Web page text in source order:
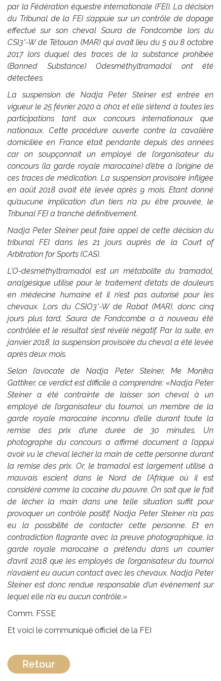
par la Fédération équestre internationale (FEI). La décision
du Tribunal de la FEI s’appuie sur un contrôle de dopage
effectué sur son cheval Saura de Fondcombe lors du
CSI3*-W de Tétouan (MAR) qui avait lieu du 5 au 8 octobre
2017 lors duquel des traces de la substance prohibée
(Banned Substance) O­desméthyltramadol ont été
détectées.
La suspension de Nadja Peter Steiner est entrée en
vigueur le 25 février 2020 à 0h01 et elle s’étend à toutes les
participations tant aux concours internationaux que
nationaux. Cette procédure ouverte contre la cavalière
domiciliée en France était pendante depuis des années
car on soupçonnait un employé de l’organisateur du
concours (la garde royale marocaine) d’être à l’origine de
ces traces de médication. La suspension provisoire infligée
en août 2018 avait été levée après 9 mois. Etant donné
qu’aucune implication d’un tiers n’a pu être prouvée, le
Tribunal FEI a tranché définitivement.
Nadja Peter Steiner peut faire appel de cette décision du
tribunal FEI dans les 21 jours auprès de la Court of
Arbitration for Sports (CAS).
L’O-desméthyltramadol est un métabolite du tramadol,
analgésique utilisé pour le traitement d’états de douleurs
en médecine humaine et il n’est pas autorisé pour les
chevaux. Lors du CSIO3*-W de Rabat (MAR), donc cinq
jours plus tard, Saura de Fondcombe a à nouveau été
contrôlée et le résultat s’est révélé négatif. Par la suite, en
janvier 2018, la suspension provisoire du cheval a été levée
après deux mois.
Selon l’avocate de Nadja Peter Steiner, Me Monika
Gattiker, ce verdict est difficile à comprendre: «Nadja Peter
Steiner a été contrainte de laisser son cheval à un
employé de l’organisateur du tournoi, un membre de la
garde royale marocaine inconnu d’elle durant toute la
remise des prix d’une durée de 30 minutes. Un
photographe du concours a affirmé document à l’appui
avoir vu le cheval lécher la main de cette personne durant
la remise des prix. Or, le tramadol est largement utilisé à
mauvais escient dans le Nord de l’Afrique où il est
considéré comme la cocaïne du pauvre. On sait que le fait
de lécher la main dans une telle situation suffit pour
provoquer un contrôle positif. Nadja Peter Steiner n’a pas
eu la possibilité de contacter cette personne. Et en
contradiction flagrante avec la preuve photographique, la
garde royale marocaine a prétendu dans un courrier
d’avril 2018 que les employés de l’organisateur du tournoi
n’avaient eu aucun contact avec les chevaux. Nadja Peter
Steiner est donc rendue responsable d’un événement sur
lequel elle n’a eu aucun contrôle.»
Comm. FSSE
Et voici le communiqué officiel de la FEI
Retour